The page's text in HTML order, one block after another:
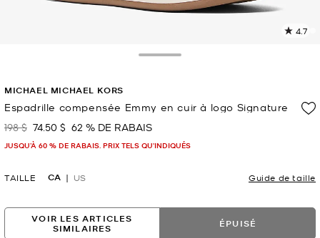
4.7
MICHAEL MICHAEL KORS
Espadrille compensée Emmy en cuir à logo Signature
était
198 $ maintenant
74.50 $ 62 % DE RABAIS
JUSQU’À 60 % DE RABAIS. PRIX TELS QU'INDIQUÉS
TAILLE CA US Guide de taille
VOIR LES ARTICLES
SIMILAIRES
ÉPUISÉ